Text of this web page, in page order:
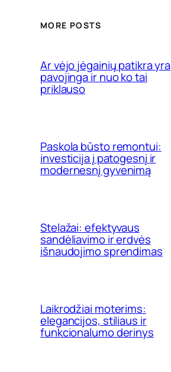
MORE POSTS
Ar vėjo jėgainių patikra yra
pavojinga ir nuo ko tai
priklauso
Paskola būsto remontui:
investicija į patogesnį ir
modernesnį gyvenimą
Stelažai: efektyvaus
sandėliavimo ir erdvės
išnaudojimo sprendimas
Laikrodžiai moterims:
elegancijos, stiliaus ir
funkcionalumo derinys